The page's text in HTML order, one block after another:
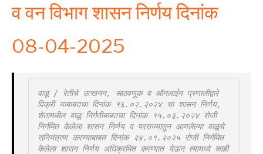
व वन विभाग शासन निर्णय दिनांक
08-04-2025
वाळू / रेतीचे उत्खनन, साठवणूक व ऑनलाईन प्रणालीद्वारे
विक्री याबाबतचा दिनांक १६.०२.२०२४ चा शासन निर्णय,
शेतामधील वाळू निर्गतीबाबतचा दिनांक १५.०३.२०२४ रोजी
निर्गमित केलेला शासन निर्णय व परराज्यातून आणलेल्या वाळूचे
सनियंत्रण करण्याबाबत दिनांक २४.०१.२०२५ रोजी निर्गमित
केलेला शासन निर्णय अधिक्रमित करण्यात येऊन त्यामध्ये काही